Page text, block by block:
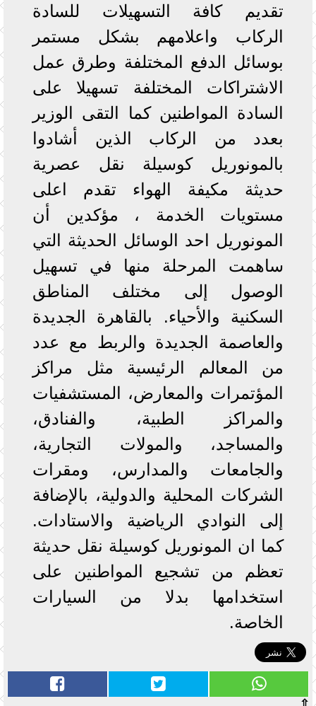
تقديم كافة التسهيلات للسادة
الركاب واعلامهم بشكل مستمر
بوسائل الدفع المختلفة وطرق عمل
الاشتراكات المختلفة تسهيلا على
السادة المواطنين كما التقى الوزير
بعدد من الركاب الذين أشادوا
بالمونوريل كوسيلة نقل عصرية
حديثة مكيفة الهواء تقدم اعلى
مستويات الخدمة ، مؤكدين أن
المونوريل احد الوسائل الحديثة التي
ساهمت المرحلة منها في تسهيل
الوصول إلى مختلف المناطق
السكنية والأحياء. بالقاهرة الجديدة
والعاصمة الجديدة والربط مع عدد
من المعالم الرئيسية مثل مراكز
المؤتمرات والمعارض، المستشفيات
والمراكز الطبية، والفنادق،
والمساجد، والمولات التجارية،
والجامعات والمدارس، ومقرات
الشركات المحلية والدولية، بالإضافة
إلى النوادي الرياضية والاستادات.
كما ان المونوريل كوسيلة نقل حديثة
تعظم من تشجيع المواطنين على
استخدامها بدلا من السيارات
الخاصة.
⇧